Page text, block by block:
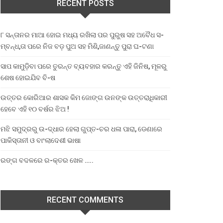
RECENT POSTS
୮ ସନ୍ତାନର ମାଆ ହୋଇ ମଧ୍ୟ ରଖିଲା ପର ପୁରୁଷ ସହ ଅବୈଧ ସ-
ମ୍ବନ୍ଧ,ତା ପରେ ନିଜ ବଡ଼ ପୁଅ ସହ ମିଶି,ଜାଣନ୍ତୁ ପୁରା ଘ-ଟଣା
ସାପ କାମୁଡ଼ିବା ପରେ ତୁରନ୍ତ ବ୍ୟବହାର କରନ୍ତୁ ଏହି ଜିନିଷ, ମୂଳରୁ
ଶେଷ ହୋଇଯିବ ବି-ଷ
ଉତ୍ତର କୋରିଆର ଶାସକ କିମ ଜୋଙ୍ଗ ଉନଙ୍କ ଉତ୍ତରାଧିକାରୀ
ହେବେ ଏହି ୧୦ ବର୍ଷର ଝିଅ !
ମଝି ସମୁଦ୍ରରୁ ଉ-ଦ୍ଧାର ହେଲା ଗୁପ୍ତ-ଚର ଧଳା ପାରା, ଡେଣାରେ
ପାକିସ୍ତାନୀ ଓ ବାଂଲାଦେଶୀ ଭାଷା
ରଙ୍ଗ ବଦଳରେ ର-କ୍ତର ଖେଳ …..
RECENT COMMENTS